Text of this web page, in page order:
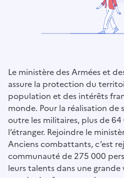
Le ministère des Armées et
assure la protection du
population et des intérêts
monde. Pour la réalisation de
outre les militaires, plus de
l’étranger. Rejoindre le
Anciens combattants, c’est
communauté de 275 000
leurs talents dans une